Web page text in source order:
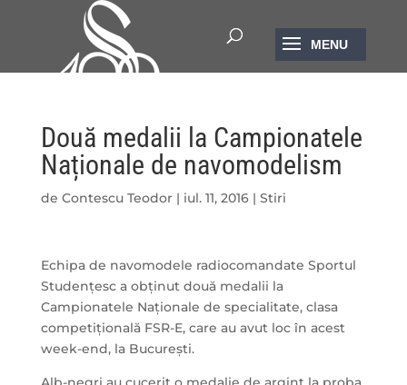
Două medalii la Campionatele
Naționale de navomodelism
de Contescu Teodor| iul. 11, 2016| Stiri
Echipa de navomodele radiocomandate Sportul
Studențesc a obținut două medalii la
Campionatele Naționale de specialitate, clasa
competițională FSR-E, care au avut loc în acest
week-end, la București.